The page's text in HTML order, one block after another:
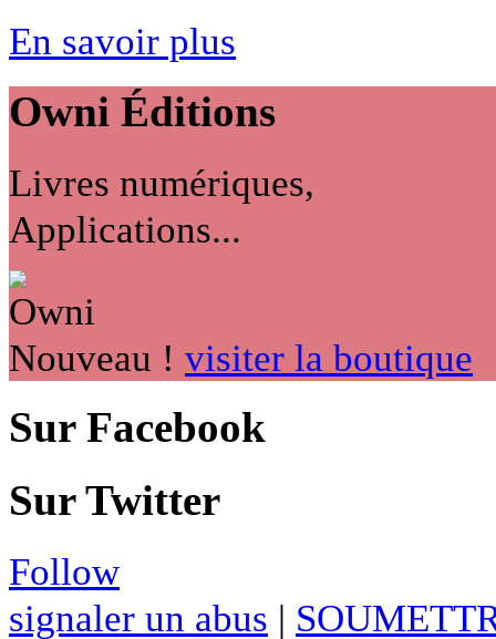
En savoir plus
Owni Éditions
Livres numériques,
Applications...
Nouveau ! visiter la boutique
Sur Facebook
Sur Twitter
Follow
signaler un abus |